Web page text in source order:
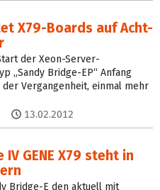
X79-Boards auf Acht-
der Xeon-Server-
„Sandy Bridge-EP“ Anfang
der Vergangenheit, einmal mehr
13.02.2012
IV GENE X79 steht in
Bridge-E den aktuell mit